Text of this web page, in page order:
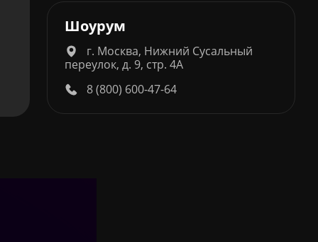
Шоурум
г. Москва, Нижний Сусальный
переулок, д. 9, стр. 4А
8 (800) 600-47-64